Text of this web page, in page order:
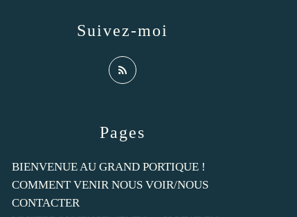
Pages
BIENVENUE AU GRAND PORTIQUE !
COMMENT VENIR NOUS VOIR/NOUS
CONTACTER
Suivez-moi